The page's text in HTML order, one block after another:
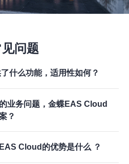
问题
什么功能，适用性如何？
业务问题，金蝶EAS Cloud
？
Cloud的优势是什么 ？